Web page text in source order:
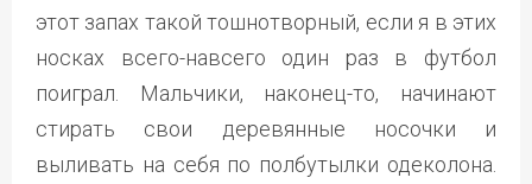
этот запах такой тошнотворный, если я в этих
носках всего-навсего один раз в футбол
поиграл. Мальчики, наконец-то, начинают
стирать свои деревянные носочки и
выливать на себя по полбутылки одеколона.